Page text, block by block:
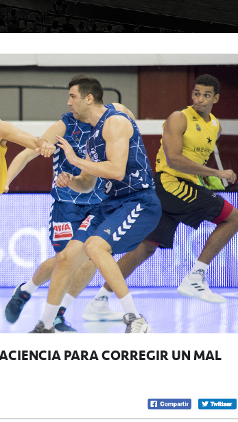
PARA CORREGIR UN MAL